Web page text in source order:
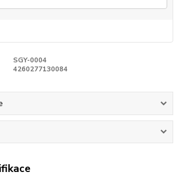
SGY-0004
4260277130084